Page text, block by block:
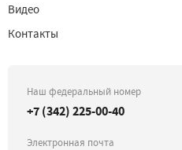
Видео
Контакты
Наш федеральный номер
+7 (342) 225-00-40
Электронная почта